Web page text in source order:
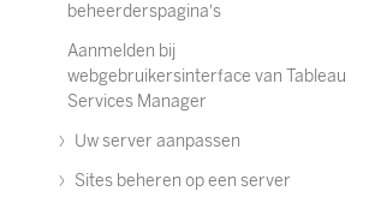
beheerderspagina's
Aanmelden bij
webgebruikersinterface van Tableau
Services Manager
Uw server aanpassen
Sites beheren op een server